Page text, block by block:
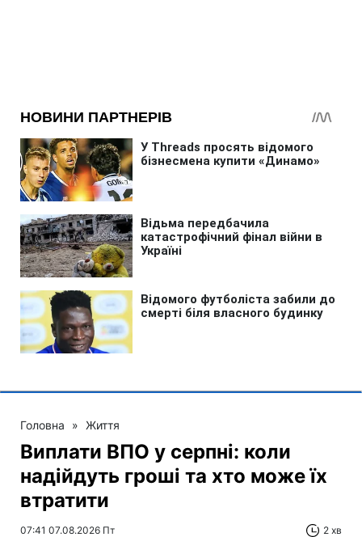
Головна » Життя
Виплати ВПО у серпні: коли
надійдуть гроші та хто може їх
втратити
07:41 07.08.2026 Пт 2 хв